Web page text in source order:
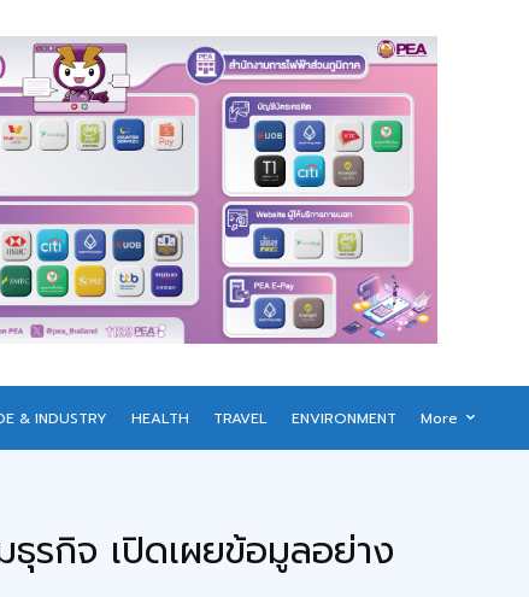
& INDUSTRY HEALTH TRAVEL ENVIRONMENT More
รกิจ เปิดเผยข้อมูลอย่าง